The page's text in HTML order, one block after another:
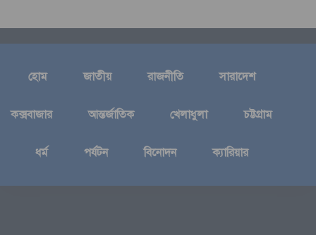
হোম জাতীয় রাজনীতি সারাদেশ
কক্সবাজার আন্তর্জাতিক খেলাধুলা চট্টগ্রাম
ধর্ম পর্যটন বিনোদন ক্যারিয়ার